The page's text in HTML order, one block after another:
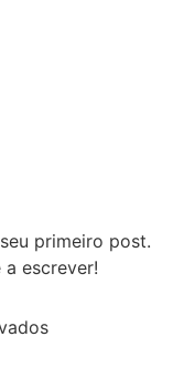
primeiro post.
escrever!